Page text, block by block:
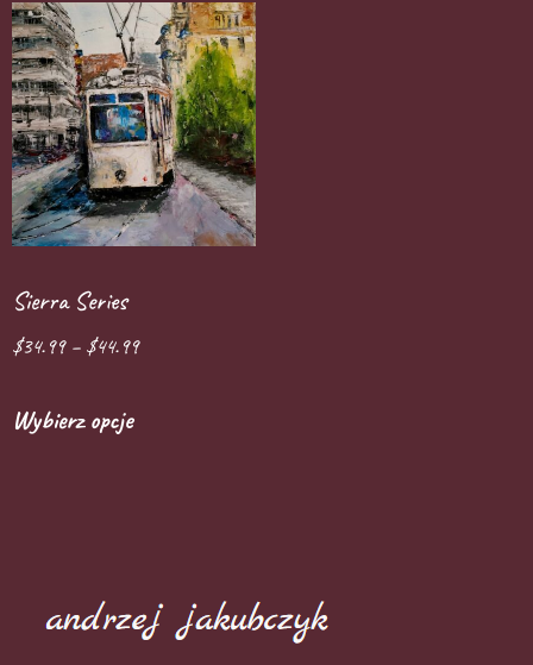
Sierra Series
$34.99 – $44.99
Wybierz opcje